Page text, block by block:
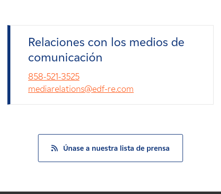
Relaciones con los medios de
comunicación
858-521-3525
mediarelations@edf-re.com
Únase a nuestra lista de prensa